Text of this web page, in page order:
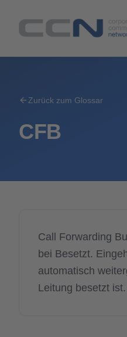
Zurück zum Glossar
CFB
Call Forwarding
bei Besetzt.
automatisch
Leitung besetzt ist.